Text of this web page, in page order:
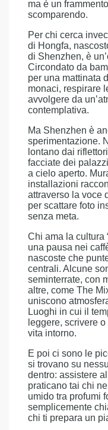
ma è un
scomparendo.
Per chi cerca
di Hongfa,
di Shenzhen, è
Circondato da
per una mattinata
monaci, respirare
avvolgere da
contemplativa.
Ma Shenzhen è
sperimentazione.
lontano dai
facciate dei
a cielo aperto.
installazioni
attraverso la voce
per scattare foto
senza meta.
Chi ama la cultura
una pausa nei
nascoste che
centrali. Alcune
seminterrate, con
altre, come The
uniscono
Luoghi in cui il
leggere, scrivere
vita intorno.
E poi ci sono le
si trovano su
dentro: assistere
praticano tai chi
umido tra profumi
semplicemente
chi ti prepara un